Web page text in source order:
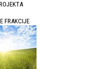
FRAKCIJE